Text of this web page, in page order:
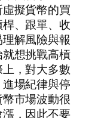
擬貨幣的買
、跟單、收
解風險與報
想挑戰高槓
，對大多數
場紀律與停
市場波動很
，因此不要